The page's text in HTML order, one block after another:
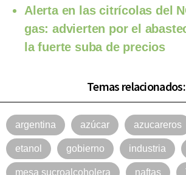
Alerta en las citrícolas del
gas: advierten por el
la fuerte suba de precios
Temas relacionados:
argentina azúcar azucareros
etanol gobierno industria
mesa sucroalcoholera naftas